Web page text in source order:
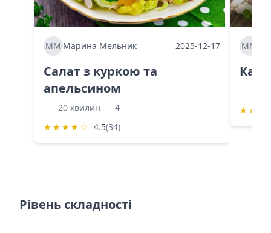
ММ Марина Мельник 2025-12-17
Салат з куркою та
апельсином
20 хвилин
4
★ ★ ★ ★ ☆ 4.5(34)
ММ
★ ★
Рівень складності